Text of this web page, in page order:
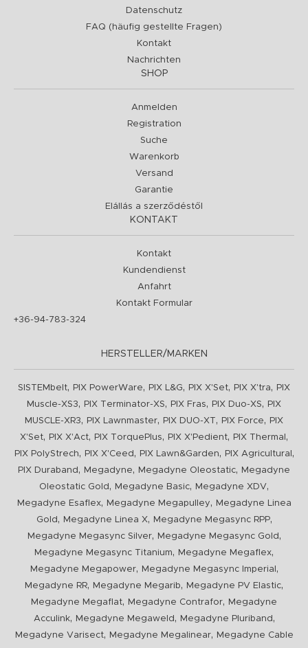
Datenschutz
FAQ (häufig gestellte Fragen)
Kontakt
Nachrichten
SHOP
Anmelden
Registration
Suche
Warenkorb
Versand
Garantie
Elállás a szerződéstől
KONTAKT
Kontakt
Kundendienst
Anfahrt
Kontakt Formular
+36-94-783-324
HERSTELLER/MARKEN
SISTEMbelt, PIX PowerWare, PIX L&G, PIX X'Set, PIX X'tra,
PIX
Muscle-XS3, PIX Terminator-XS, PIX Fras, PIX Duo-XS,
PIX
MUSCLE-XR3, PIX Lawnmaster, PIX DUO-XT, PIX Force,
PIX
X'Set, PIX X'Act, PIX TorquePlus, PIX X'Pedient, PIX Thermal ,
PIX PolyStrech, PIX X'Ceed , PIX Lawn&Garden, PIX Agricultural ,
PIX Duraband , Megadyne, Megadyne Oleostatic,
Megadyne
Oleostatic Gold , Megadyne Basic, Megadyne XDV,
Megadyne Esaflex, Megadyne Megapulley,
Megadyne Linea
Gold , Megadyne Linea X, Megadyne Megasync RPP,
Megadyne Megasync Silver, Megadyne Megasync Gold ,
Megadyne Megasync Titanium, Megadyne Megaflex,
Megadyne Megapower, Megadyne Megasync Imperial ,
Megadyne RR, Megadyne Megarib, Megadyne PV Elastic,
Megadyne Megaflat, Megadyne Contrafor,
Megadyne
Acculink, Megadyne Megaweld , Megadyne Pluriband ,
Megadyne Varisect, Megadyne Megalinear,
Megadyne Cable